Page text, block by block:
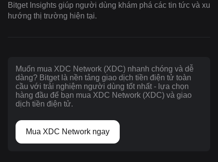
Bitget Insights giúp người dùng khám phá các tin tức và xu
hướng thị trường hiện tại.
Muốn mua XDC Network (XDC) nhanh chóng và dễ
dàng? Bitget là nền tảng giao dịch tiền điện tử toàn
cầu với trải nghiệm người dùng tốt nhất - lựa chọn
hàng đầu để bạn mua XDC Network (XDC) và giao
dịch tiền điện tử.
Mua XDC Network ngay